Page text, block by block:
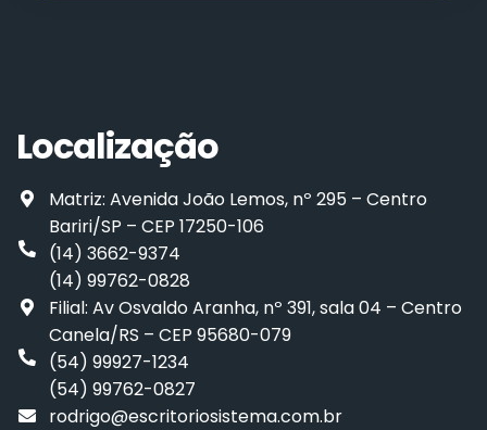
Localização
Matriz: Avenida João Lemos, nº 295 – Centro
Bariri/SP – CEP 17250-106
(14) 3662-9374
(14) 99762-0828
Filial: Av Osvaldo Aranha, nº 391, sala 04 – Centro
Canela/RS – CEP 95680-079
(54) 99927-1234
(54) 99762-0827
rodrigo@escritoriosistema.com.br